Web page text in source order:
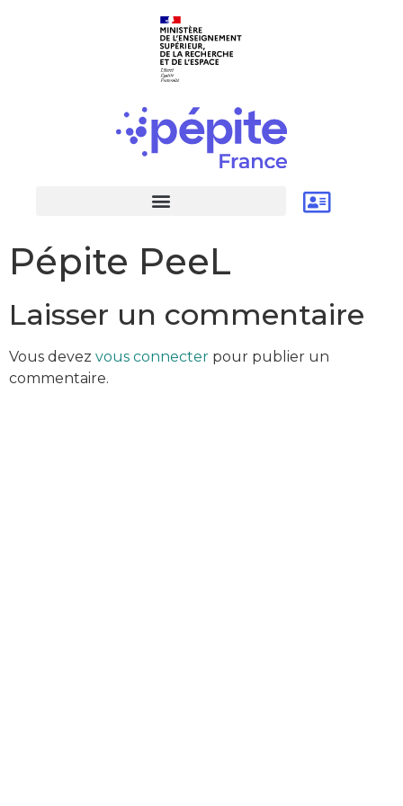
Pépite PeeL
Laisser un commentaire
Vous devez vous connecter pour publier un
commentaire.